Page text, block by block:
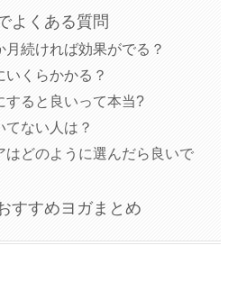
よくある質問
月続ければ効果がでる？
いくらかかる？
すると良いって本当?
てない人は？
はどのように選んだら良いで
すすめヨガまとめ